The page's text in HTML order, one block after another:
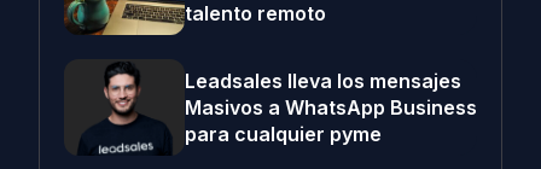
talento remoto
Leadsales lleva los mensajes
Masivos a WhatsApp Business
para cualquier pyme